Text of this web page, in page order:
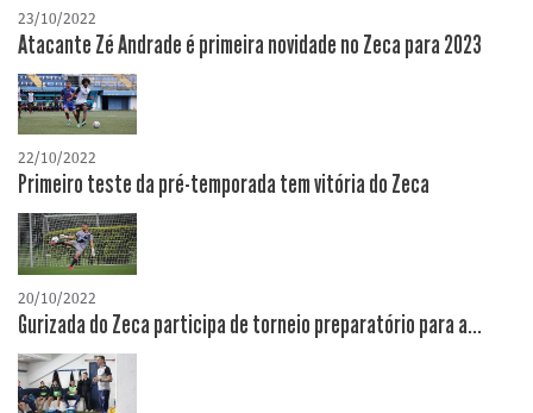
23/10/2022
Atacante Zé Andrade é primeira novidade no Zeca para 2023
22/10/2022
Primeiro teste da pré-temporada tem vitória do Zeca
20/10/2022
Gurizada do Zeca participa de torneio preparatório para a...